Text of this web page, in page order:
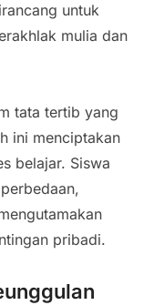
untuk
mulia dan
tata tertib yang
ini menciptakan
belajar. Siswa
pribadi.